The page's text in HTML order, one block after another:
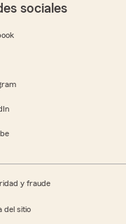
sociales
y fraude
del sitio